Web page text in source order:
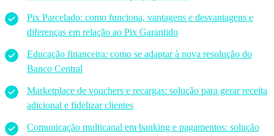
Pix Parcelado: como funciona, vantagens e desvantagens e
diferenças em relação ao Pix Garantido
Educação financeira: como se adaptar à nova resolução do
Banco Central
Marketplace de vouchers e recargas: solução para gerar receita
adicional e fidelizar clientes
Comunicação multicanal em banking e pagamentos: solução